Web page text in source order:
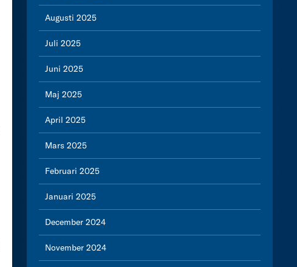
Augusti 2025
Juli 2025
Juni 2025
Maj 2025
April 2025
Mars 2025
Februari 2025
Januari 2025
December 2024
November 2024